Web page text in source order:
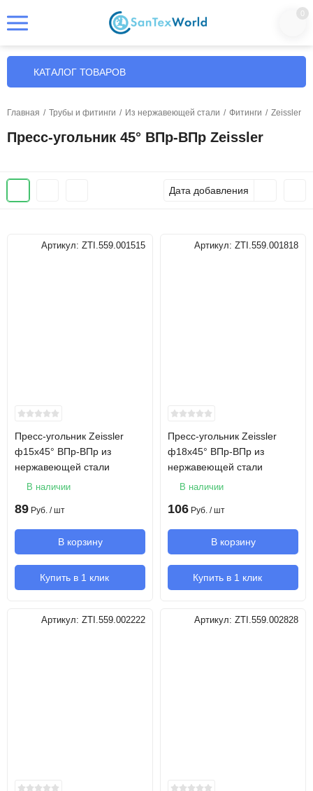
0
КАТАЛОГ ТОВАРОВ
Главная / Трубы и фитинги / Из нержавеющей стали / Фитинги / Zeissler
Пресс-угольник 45° ВПр-ВПр Zeissler
Дата добавления
Артикул: ZTI.559.001515
Пресс-угольник Zeissler
ф15х45° ВПр-ВПр из
нержавеющей стали
В наличии
89 Руб. / шт
В корзину
Купить в 1 клик
Артикул: ZTI.559.001818
Пресс-угольник Zeissler
ф18х45° ВПр-ВПр из
нержавеющей стали
В наличии
106 Руб. / шт
В корзину
Купить в 1 клик
Артикул: ZTI.559.002222 Артикул: ZTI.559.002828